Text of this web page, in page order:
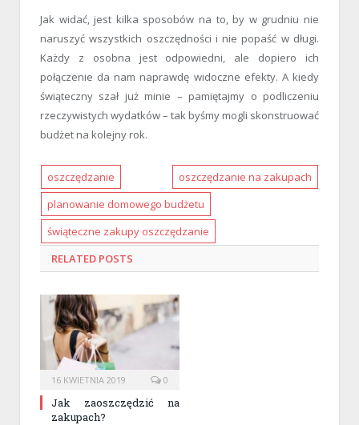
Jak widać, jest kilka sposobów na to, by w grudniu nie
naruszyć wszystkich oszczędności i nie popaść w długi.
Każdy z osobna jest odpowiedni, ale dopiero ich
połączenie da nam naprawdę widoczne efekty. A kiedy
świąteczny szał już minie – pamiętajmy o podliczeniu
rzeczywistych wydatków – tak byśmy mogli skonstruować
budżet na kolejny rok.
oszczędzanie
oszczędzanie na zakupach
planowanie domowego budżetu
świąteczne zakupy oszczędzanie
RELATED POSTS
16 KWIETNIA 2019 0
Jak zaoszczędzić na
zakupach?